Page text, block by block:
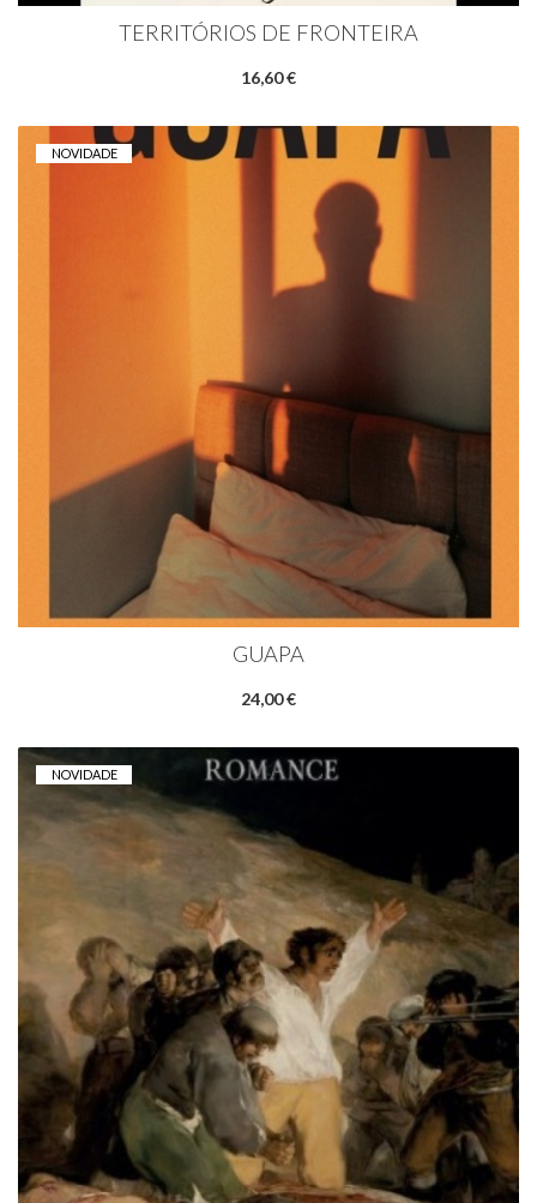
TERRITÓRIOS DE FRONTEIRA
16,60 €
NOVIDADE
GUAPA
24,00 €
NOVIDADE